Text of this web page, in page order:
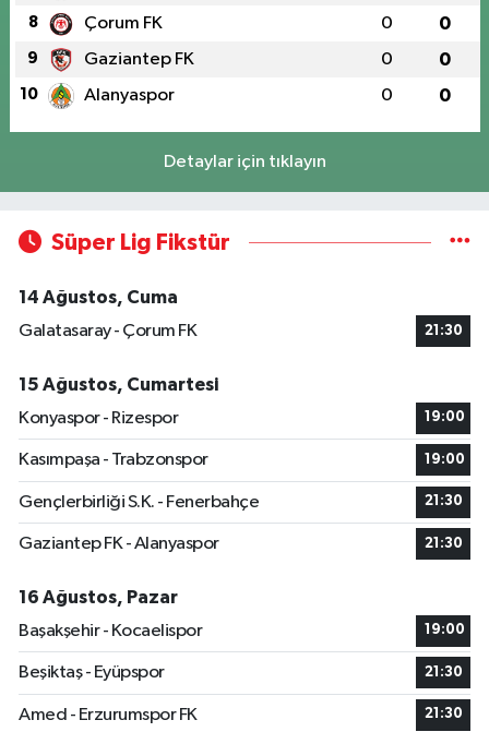
8 Çorum FK 0 0
9 Gaziantep FK 0 0
10 Alanyaspor 0 0
Detaylar için tıklayın
Süper Lig Fikstür
14 Ağustos, Cuma
Galatasaray - Çorum FK
21:30
15 Ağustos, Cumartesi
Konyaspor - Rizespor
19:00
Kasımpaşa - Trabzonspor 19:00
Gençlerbirliği S.K. - Fenerbahçe 21:30
Gaziantep FK - Alanyaspor 21:30
16 Ağustos, Pazar
Başakşehir - Kocaelispor
19:00
Beşiktaş - Eyüpspor 21:30
Amed - Erzurumspor FK 21:30